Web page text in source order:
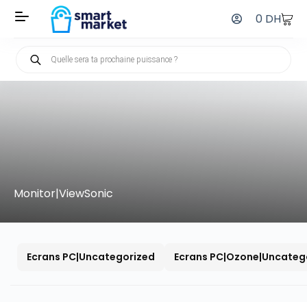
0 DH
Monitor|ViewSonic
Ecrans PC|Uncategorized Ecrans